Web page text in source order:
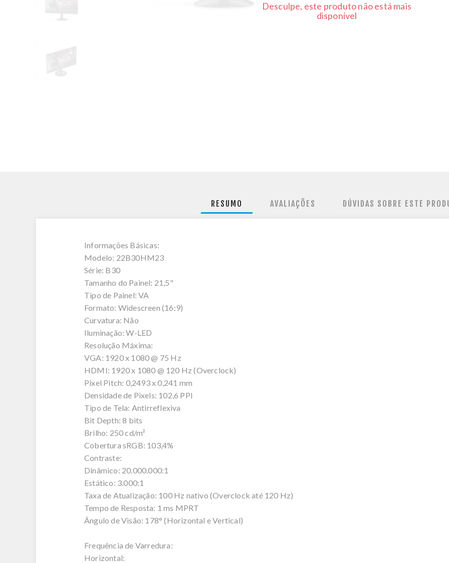
Desculpe, este produto não está mais
disponível
RESUMO AVALIAÇÕES DÚVIDAS SOBRE ESTE
Informações Básicas:
Modelo: 22B30HM23
Série: B30
Tamanho do Painel: 21,5"
Tipo de Painel: VA
Formato: Widescreen (16:9)
Curvatura: Não
Iluminação: W-LED
Resolução Máxima:
VGA: 1920 x 1080 @ 75 Hz
HDMI: 1920 x 1080 @ 120 Hz (Overclock)
Pixel Pitch: 0,2493 x 0,241 mm
Densidade de Pixels: 102,6 PPI
Tipo de Tela: Antirreflexiva
Bit Depth: 8 bits
Brilho: 250 cd/m²
Cobertura sRGB: 103,4%
Contraste:
Dinâmico: 20.000.000:1
Estático: 3.000:1
Taxa de Atualização: 100 Hz nativo (Overclock até 120 Hz)
Tempo de Resposta: 1 ms MPRT
Ângulo de Visão: 178° (Horizontal e Vertical)
Frequência de Varredura:
Horizontal: